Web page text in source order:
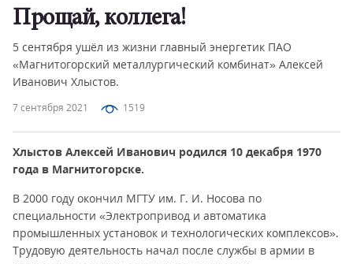
7 сентября 2021 1519
Прощай, коллега!
5 сентября ушёл из жизни главный энергетик ПАО
«Магнитогорский металлургический комбинат» Алексей
Иванович Хлыстов.
Хлыстов Алексей Иванович родился 10 декабря 1970
года в Магнитогорске.
В 2000 году окончил МГТУ им. Г. И. Носова по
специальности «Электропривод и автоматика
промышленных установок и технологических комплексов».
Трудовую деятельность начал после службы в армии в